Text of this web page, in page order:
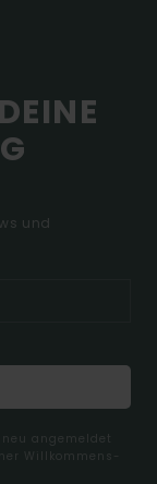
und
angemeldet
Willkommens-